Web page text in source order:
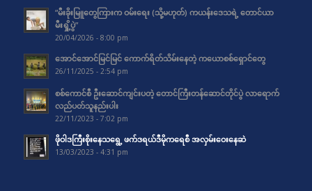
“မီးခိုးမြူတွေကြားက ဝမ်းရေး (သို့မဟုတ်) ကယန်းဒေသရဲ့ တောင်ယာ
မီးရှို့ပွဲ”
20/04/2026 - 8:00 pm
အောင်အောင်မြင်မြင် ကောက်ရိတ်သိမ်းနေတဲ့ ကယောစစ်ရှောင်တွေ
26/11/2025 - 2:54 pm
စစ်ကောင်စီ ဦးဆောင်ကျင်းပတဲ့ တောင်ကြီးတန်ဆောင်တိုင်ပွဲ လာရောက်
လည်ပတ်သူနည်းပါး
22/11/2023 - 7:02 pm
ဖိုဝါဒကြီးစိုးနေသရွေ့ ဖက်ဒရယ်ဒီမိုကရေစီ အလှမ်းဝေးနေဆဲ
13/03/2023 - 4:31 pm